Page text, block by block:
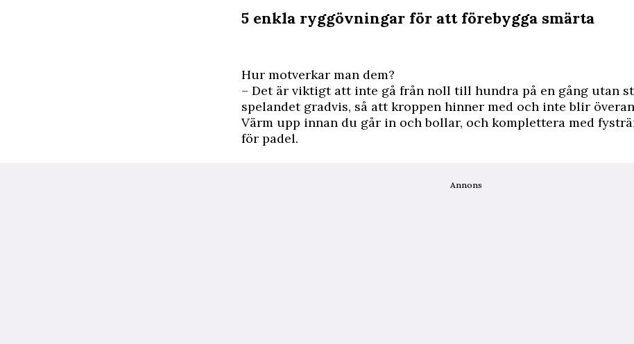
5 enkla ryggövningar för att förebygga smärta
Hur motverkar man dem?
– Det är viktigt att inte gå från noll till hundra på en gång utan
spelandet gradvis, så att kroppen hinner med och inte blir
Värm upp innan du går in och bollar, och komplettera med
för padel.
Annons